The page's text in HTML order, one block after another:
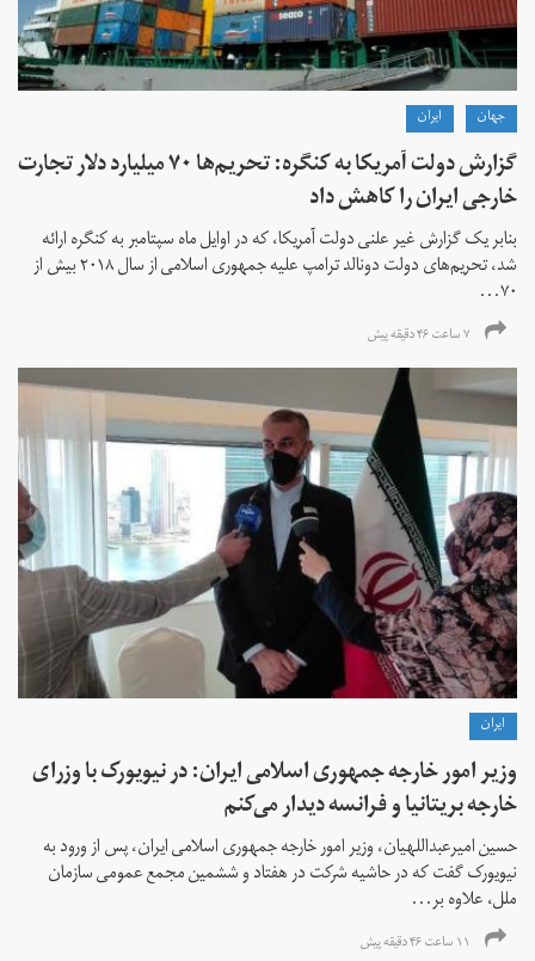
جهان ايران
گزارش دولت آمریکا به کنگره: تحریم‌ها ۷۰ میلیارد دلار تجارت
خارجی ایران را کاهش داد
بنابر یک گزارش غیر علنی دولت آمریکا، که در اوایل ماه سپتامبر به کنگره ارائه
شد، تحریم‌های دولت دونالد ترامپ علیه جمهوری اسلامی از سال ۲۰۱۸ بیش از
۷۰...
۷ ساعت ۴۶ دقیقه پیش
ايران
وزیر امور خارجه جمهوری اسلامی ایران: در نیویورک با وزرای
خارجه بریتانیا و فرانسه دیدار می‌کنم
حسین امیرعبداللهیان، وزیر امور خارجه جمهوری اسلامی ایران، پس از ورود به
نیویورک گفت که در حاشیه شرکت در هفتاد و ششمین مجمع عمومی سازمان
ملل، علاوه بر...
۱۱ ساعت ۴۶ دقیقه پیش